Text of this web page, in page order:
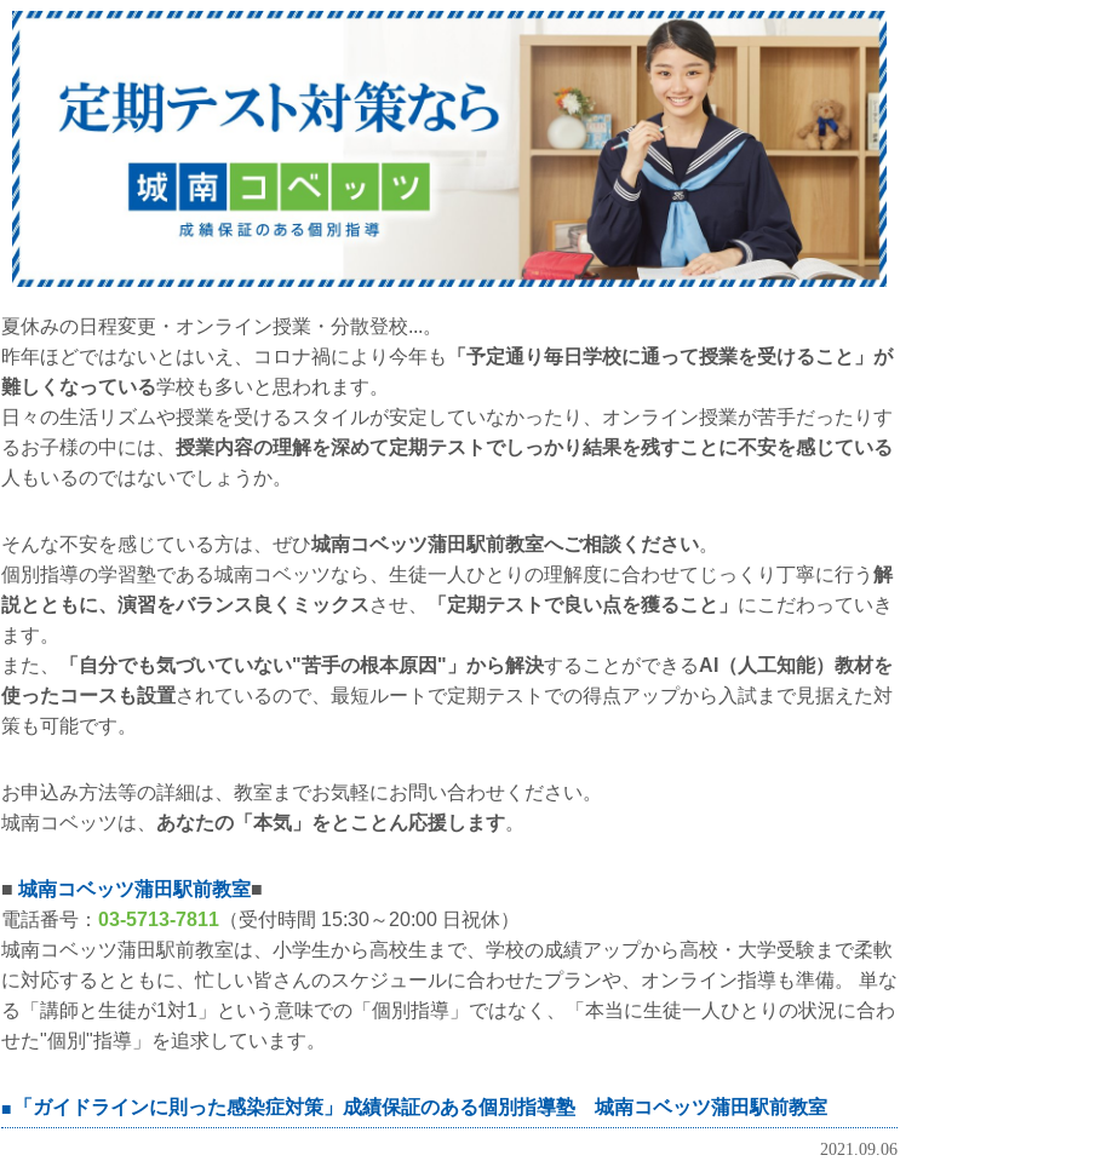
夏休みの日程変更・オンライン授業・分散登校...。
昨年ほどではないとはいえ、コロナ禍により今年も
「予定通り毎日学校に通って授業を受けること」が
難しくなっている学校も多いと思われます。
日々の生活リズムや授業を受けるスタイルが安定していなかったり、オンライン授業が苦手だったりす
るお子様の中には、 授業内容の理解を深めて定期テストでしっかり結果を残すことに不安を感じている
人もいるのではないでしょうか。
そんな不安を感じている方は、ぜひ城南コベッツ蒲田駅前教室へご相談ください。
個別指導の学習塾である城南コベッツなら、生徒一人ひとりの理解度に合わせてじっくり丁寧に行う 解
説とともに、演習をバランス良くミックスさせ、 「定期テストで良い点を獲ること」 にこだわっていき
ます。
また、
「自分でも気づいていない"苦手の根本原因"」から解決することができるAI（人工知能）教材を
使ったコースも設置されているので、最短ルートで定期テストでの得点アップから入試まで見据えた対
策も可能です。
お申込み方法等の詳細は、教室までお気軽にお問い合わせください。
城南コベッツは、 あなたの「本気」をとことん応援します。
■ 城南コベッツ蒲田駅前教室■
電話番号： 03-5713-7811 （受付時間 15:30～20:00 日祝休）
城南コベッツ蒲田駅前教室は、小学生から高校生まで、学校の成績アップから高校・大学受験まで柔軟
に対応するとともに、忙しい皆さんのスケジュールに合わせたプランや、オンライン指導も準備。 単な
る「講師と生徒が1対1」という意味での「個別指導」ではなく、「本当に生徒一人ひとりの状況に合わ
せた"個別"指導」を追求しています。
「ガイドラインに則った感染症対策」成績保証のある個別指導塾 城南コベッツ蒲田駅前教室
2021.09.06